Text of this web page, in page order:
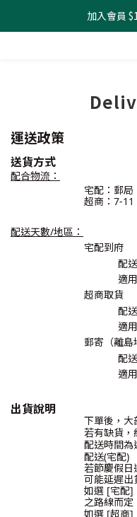
全館滿
加入會員
全館
運送政策
送貨方式
配合物流：
宅配： 郵局
超商：7-11
配送天數/地區：
宅配到府
配
適
超商取貨
配
適
郵寄（離島
配
適
出貨說明
下單後，大
若有缺貨，
配送時間為
配送(宅配)
若節慶假日
可能延遲出
如選 [宅配]
之路線而定
如選 [超商]